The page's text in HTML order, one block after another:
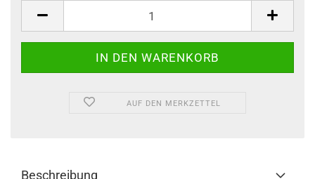
AUF DEN MERKZETTEL
Beschreibung